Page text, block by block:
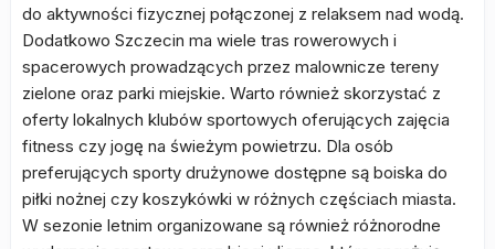
do aktywności fizycznej połączonej z relaksem nad wodą.
Dodatkowo Szczecin ma wiele tras rowerowych i
spacerowych prowadzących przez malownicze tereny
zielone oraz parki miejskie. Warto również skorzystać z
oferty lokalnych klubów sportowych oferujących zajęcia
fitness czy jogę na świeżym powietrzu. Dla osób
preferujących sporty drużynowe dostępne są boiska do
piłki nożnej czy koszykówki w różnych częściach miasta.
W sezonie letnim organizowane są również różnorodne